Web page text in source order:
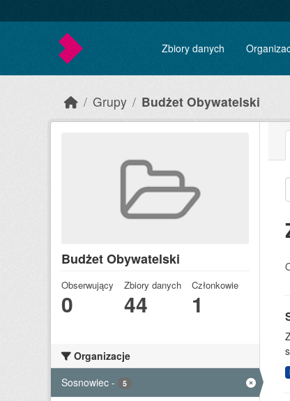
Zbiory danych
Grupy Budżet Obywatelski
Budżet Obywatelski
Obserwujący
0
Zbiory danych
44
Członkowie
1
Organizacje
Sosnowiec - 5